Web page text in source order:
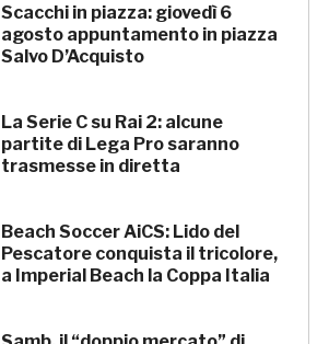
Scacchi in piazza: giovedì 6
agosto appuntamento in piazza
Salvo D’Acquisto
La Serie C su Rai 2: alcune
partite di Lega Pro saranno
trasmesse in diretta
Beach Soccer AiCS: Lido del
Pescatore conquista il tricolore,
a Imperial Beach la Coppa Italia